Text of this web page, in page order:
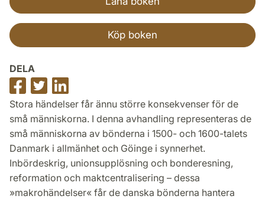
Köp boken
DELA
Dela
på
Facebook
Dela
på
Twitter
på
LinkedIn
Stora händelser får ännu större konsekvenser för de
små människorna. I denna avhandling representeras de
små människorna av bönderna i 1500- och 1600-talets
Danmark i allmänhet och Göinge i synnerhet.
Inbördeskrig, unionsupplösning och bonderesning,
reformation och maktcentralisering – dessa
»makrohändelser« får de danska bönderna hantera